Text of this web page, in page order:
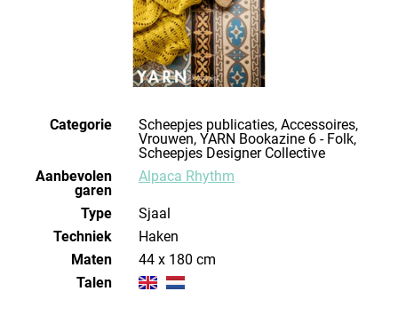
Categorie
Scheepjes publicaties, Accessoires,
Vrouwen, YARN Bookazine 6 - Folk,
Scheepjes Designer Collective
Aanbevolen
garen
Alpaca Rhythm
Type
Sjaal
Techniek
haken
Maten
44 x 180 cm
Talen